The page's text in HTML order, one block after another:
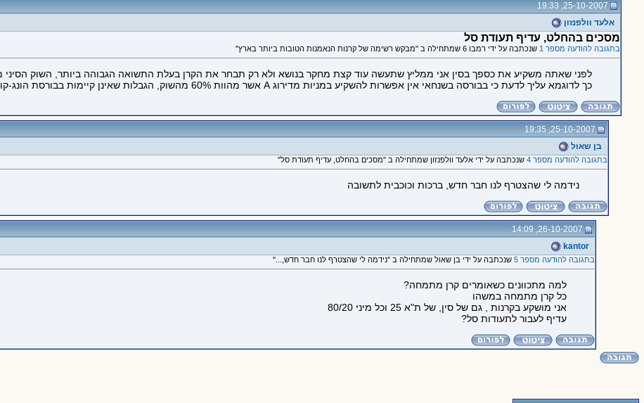
25-10-2007, 19:33
אלעד וולפנזון
מסכים בהחלט, עדיף תעודת סל
בתגובה להודעה מספר 1 שנכתבה על ידי רמבו 6 שמתחילה ב "מבקש רשימה של קרנות הנאמנות הטובות ביותר בארץ"
לפני שאתה משקיע את כספך בסין אני ממליץ שתעשה עוד קצת מחקר בנושא ולא רק תבחר את הקרן בעלת התשואה הגבוהה ביותר, השוק הסיני
כך לדוגמא עליך לדעת כי בבורסה בשנחאי אין אפשרות להשקיע במניות מדירוג A אשר מהוות 60% מהשוק, הגבלות שאינן קיימות בבורסת הונג-קונג.
25-10-2007, 19:35
בן שאול
בתגובה להודעה מספר 4
שנכתבה על ידי אלעד וולפנזון שמתחילה ב "מסכים בהחלט, עדיף תעודת סל"
נידמה לי שהצטרף לנו חבר חדש, ברכות וכוכבית לתשובה
26-10-2007, 14:09
kantor
בתגובה להודעה מספר 5
שנכתבה על ידי בן שאול שמתחילה ב "נידמה לי שהצטרף לנו חבר חדש,..."
למה מתכוונים כשאומרים קרן מתמחה?
כל קרן מתמחה במשהו
אני מושקע בקרנות , גם של סין, של ת"א 25 וכל מיני 80/20
עדיף לעבור לתעודות סל?